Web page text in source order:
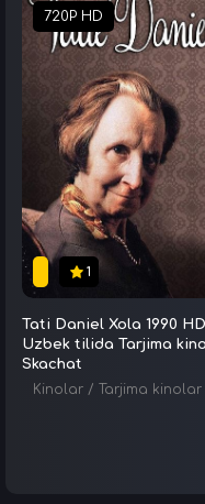
720P HD
1
Tati Daniel Xola 1990 HD
Uzbek tilida Tarjima kino
Skachat
Kinolar / Tarjima kinolar